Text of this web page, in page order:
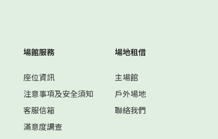
場館服務
座位資訊
注意事項及安全須知
客服信箱
滿意度調查
場地租借
主場館
戶外場地
聯絡我們